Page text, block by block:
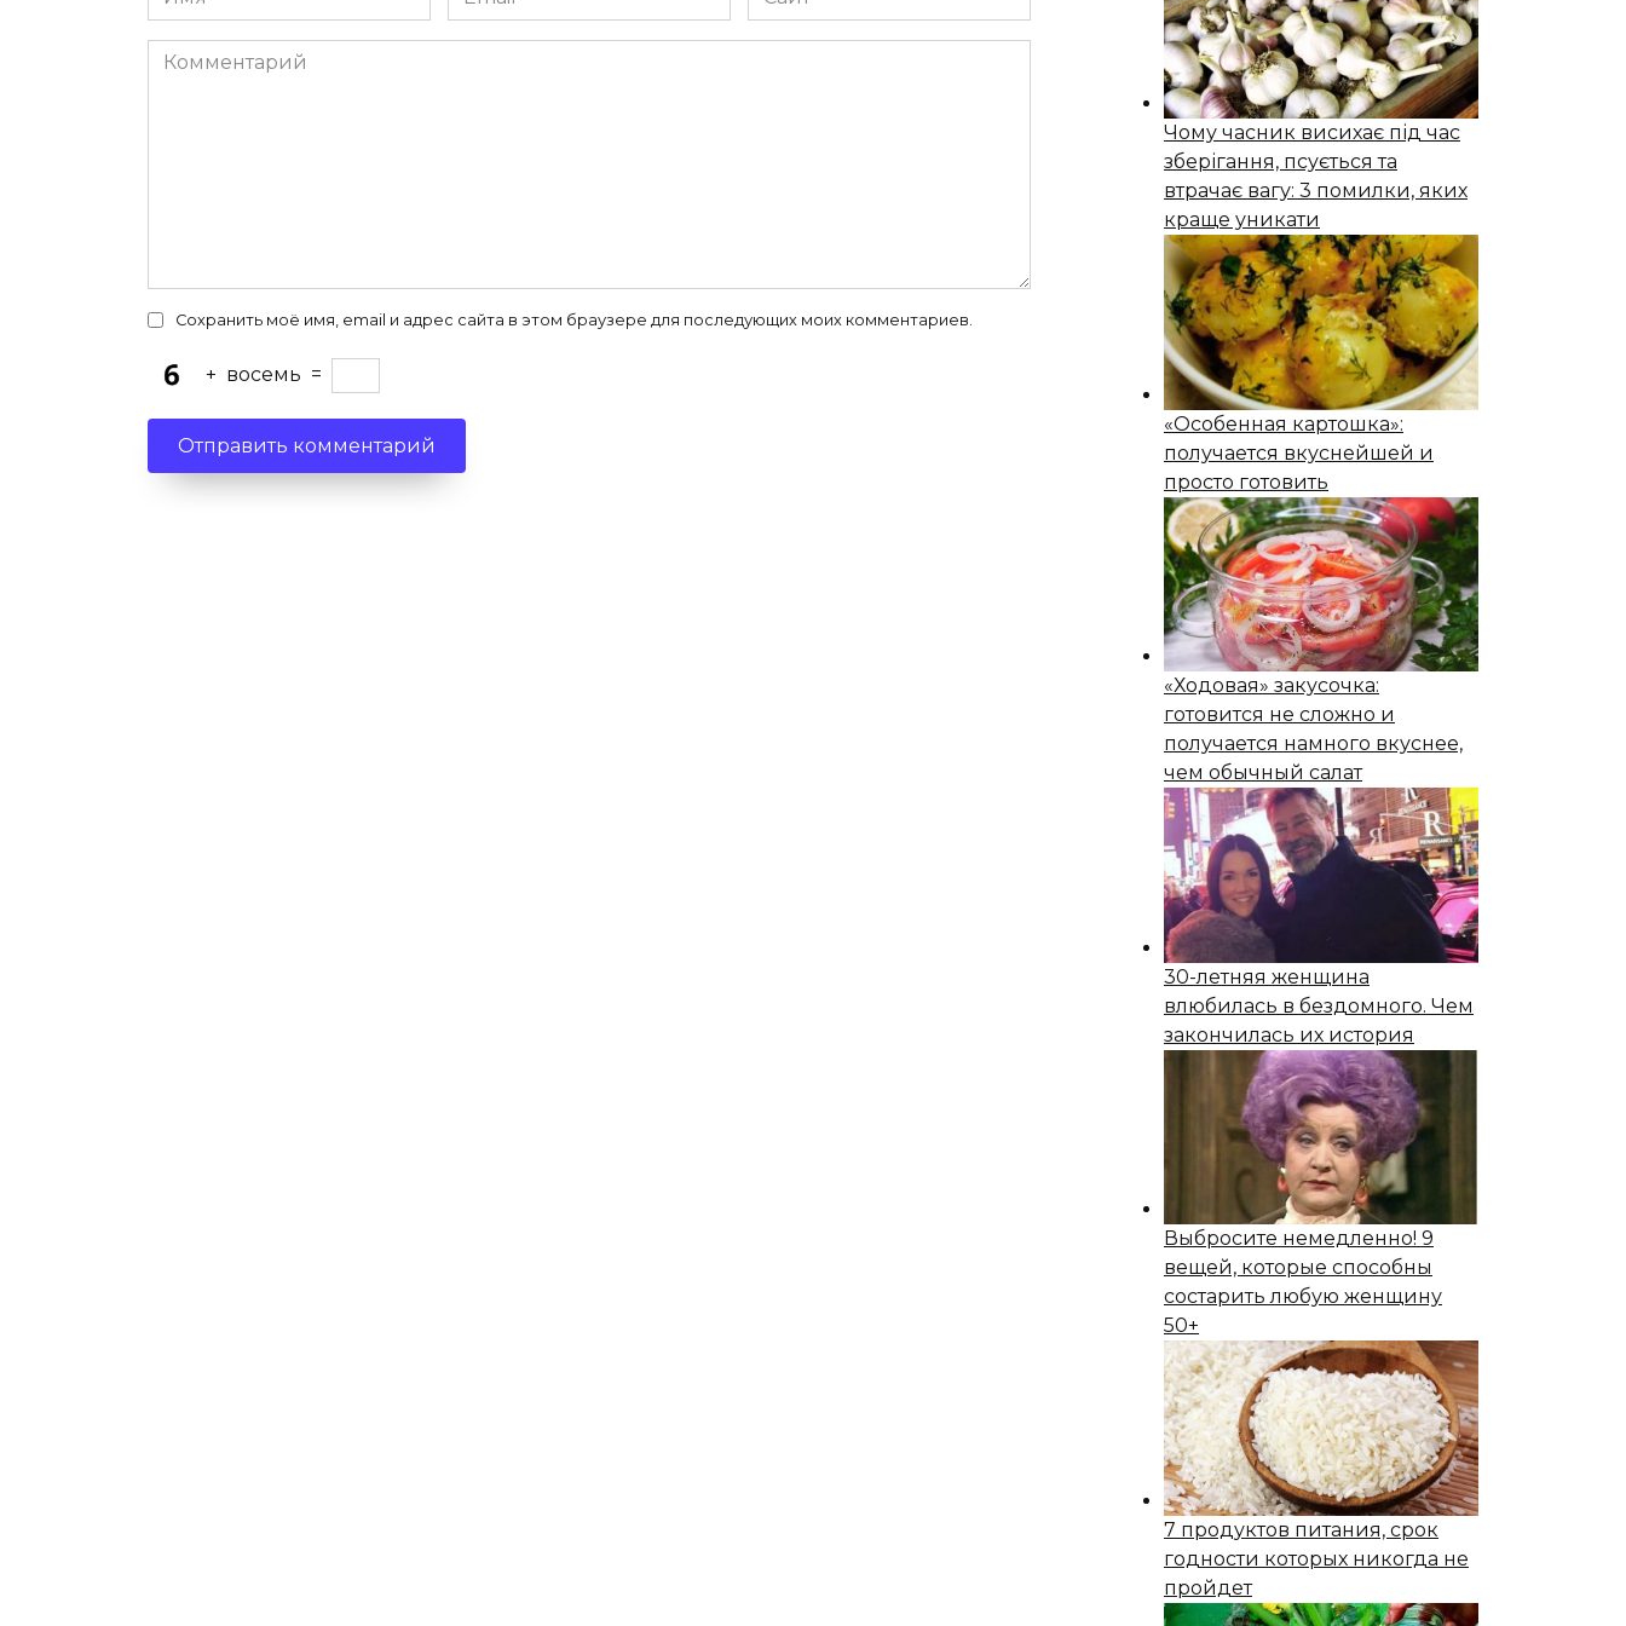
*
*
Комментарий
Сохранить моё имя, email и адрес сайта в этом браузере для последующих моих комментариев.
+ восемь =
Чому часник висихає під час
зберігання, псується та
втрачає вагу: 3 помилки, яких
краще уникати
«Особенная картошка»:
получается вкуснейшей и
просто готовить
«Ходовая» закусочка:
готовится не сложно и
получается намного вкуснее,
чем обычный салат
30-летняя женщина
влюбилась в бездомного. Чем
закончилась их история
Выбросите немедленно! 9
вещей, которые способны
состapить любую женщину
50+
7 продуктов питания, срок
годности которых никогда не
пройдет